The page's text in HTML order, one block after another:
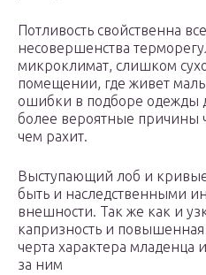
Потливость свойственна
несовершенства
микроклимат, слишком
помещении, где живет
ошибки в подборе одежды
более вероятные причины
чем рахит.
Выступающий лоб и
быть и наследственными
внешности. Так же как и
капризность и
черта характера младенца
за ним